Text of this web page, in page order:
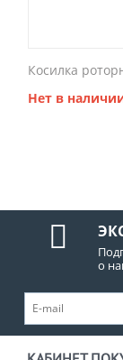
Косилка
Нет в
о